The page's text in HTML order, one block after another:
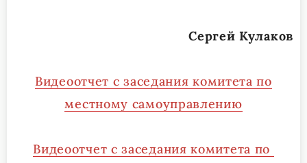
Сергей Кулаков
Видеоотчет с заседания комитета по
местному самоуправлению
Видеоотчет с заседания комитета по